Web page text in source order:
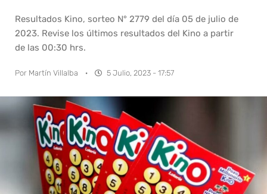
Resultados Kino, sorteo N° 2779 del día 05 de julio de
2023. Revise los últimos resultados del Kino a partir
de las 00:30 hrs.
Por Martín Villalba · 5 Julio, 2023 - 17:57